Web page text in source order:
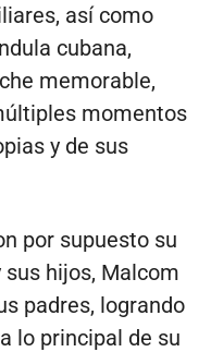
así como
cubana,
memorable,
momentos
y de sus
por supuesto su
sus hijos, Malcom
padres, logrando
lo principal de su